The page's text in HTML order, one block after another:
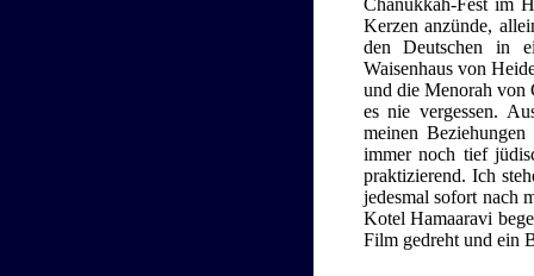
Chanukkah-Fest im
Kerzen anzünde,
den Deutschen in
Waisenhaus von
und die Menorah von
es nie vergessen.
meinen
immer noch tief
praktizierend. Ich
jedesmal sofort nach
Kotel Hamaaravi
Film gedreht und ein